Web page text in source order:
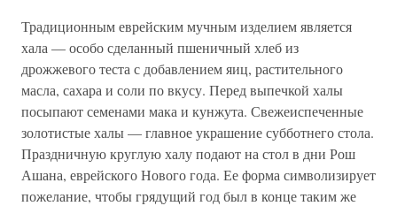
Традиционным еврейским мучным изделием является
хала — особо сделанный пшеничный хлеб из
дрожжевого теста с добавлением яиц, растительного
масла, сахара и соли по вкусу. Перед выпечкой халы
посыпают семенами мака и кунжута. Свежеиспеченные
золотистые халы — главное украшение субботнего стола.
Праздничную круглую халу подают на стол в дни Рош
Ашана, еврейского Нового года. Ее форма символизирует
пожелание, чтобы грядущий год был в конце таким же